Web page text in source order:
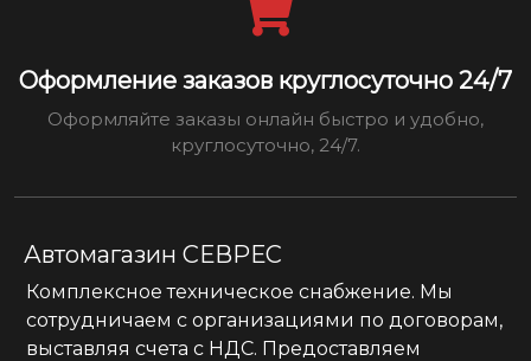
Оформление заказов круглосуточно 24/7
Оформляйте заказы онлайн быстро и удобно,
круглосуточно, 24/7.
Автомагазин СЕВРЕС
Комплексное техническое снабжение. Мы
сотрудничаем с организациями по договорам,
выставляя счета с НДС. Предоставляем